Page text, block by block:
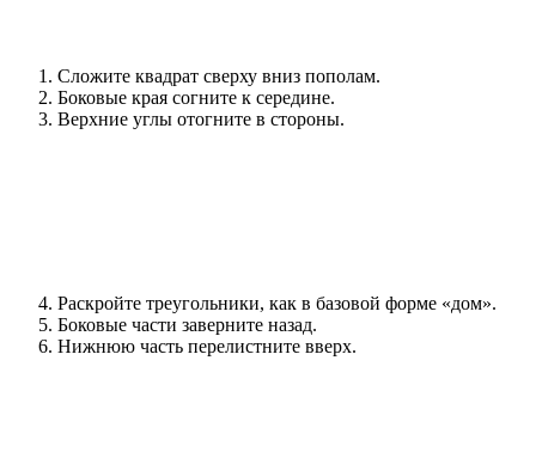
Сложите квадрат сверху вниз пополам.
Боковые края согните к середине.
Верхние углы отогните в стороны.
Раскройте треугольники, как в базовой форме «дом».
Боковые части заверните назад.
Нижнюю часть перелистните вверх.